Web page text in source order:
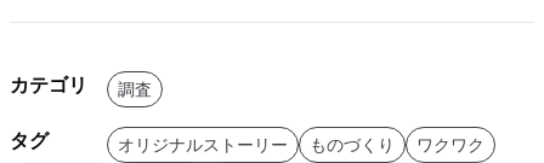
カテゴリ 調査
タグ オリジナルストーリー ものづくり
ワクワク